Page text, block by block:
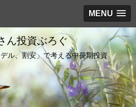
MENU
ん投資ぶろぐ
デル、割安」で考える中長期投資